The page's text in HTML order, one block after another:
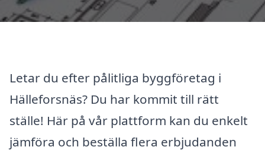
Letar du efter pålitliga byggföretag i
Hälleforsnäs? Du har kommit till rätt
ställe! Här på vår plattform kan du enkelt
jämföra och beställa flera erbjudanden